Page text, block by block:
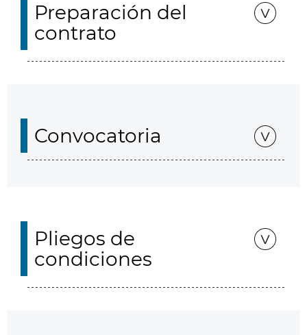
Preparación del
contrato
Convocatoria
Pliegos de
condiciones